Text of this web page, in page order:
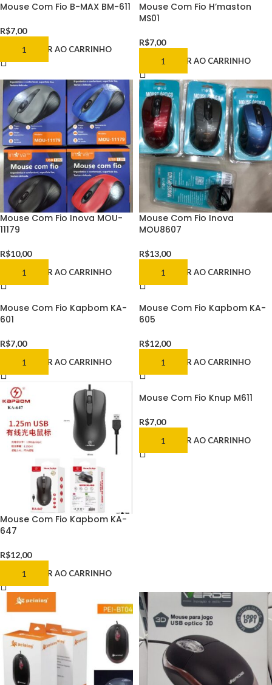
Mouse Com Fio B-MAX BM-611
R$7,00
ADICIONAR AO CARRINHO
Mouse Com Fio H’maston
MS01
R$7,00
ADICIONAR AO CARRINHO
Mouse Com Fio Inova MOU-
11179
R$10,00
ADICIONAR AO CARRINHO
Mouse Com Fio Inova
MOU8607
R$13,00
ADICIONAR AO CARRINHO
Mouse Com Fio Kapbom KA-
601
R$7,00
ADICIONAR AO CARRINHO
Mouse Com Fio Kapbom KA-
605
R$12,00
ADICIONAR AO CARRINHO
Mouse Com Fio Kapbom KA-
647
R$12,00
ADICIONAR AO CARRINHO
Mouse Com Fio Knup M611
R$7,00
ADICIONAR AO CARRINHO